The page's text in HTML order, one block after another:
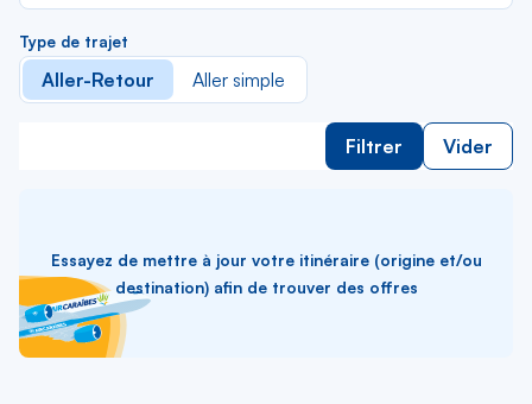
Type de trajet
Aller-Retour Aller simple
Filtrer Vider
Essayez de mettre à jour votre itinéraire (origine et/ou
destination) afin de trouver des offres